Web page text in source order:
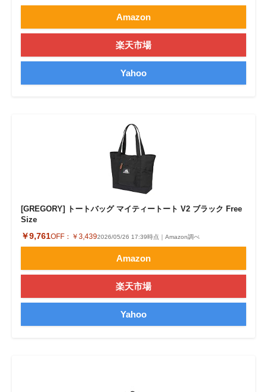
Amazon
楽天市場
Yahoo
[GREGORY] トートバッグ マイティートート V2 ブラック Free
Size
￥9,761OFF： ￥3,4392026/05/26 17:39時点｜Amazon調べ
Amazon
楽天市場
Yahoo